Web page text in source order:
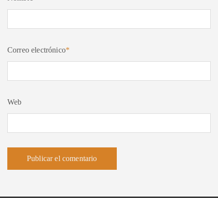
Correo electrónico*
Web